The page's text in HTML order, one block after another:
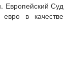
Европейский Суд
в качестве